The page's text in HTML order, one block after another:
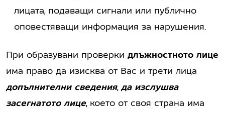
лицата, подаващи сигнали или публично
оповестяващи информация за нарушения.
При образувани проверки длъжностното лице
има право да изисква от Вас и трети лица
допълнителни сведения, да изслушва
засегнатото лице, което от своя страна има